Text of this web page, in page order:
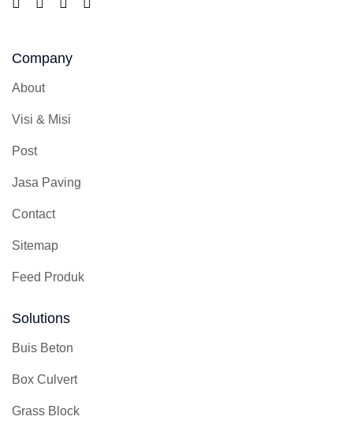
Company
About
Visi & Misi
Post
Jasa Paving
Contact
Sitemap
Feed Produk
Solutions
Buis Beton
Box Culvert
Grass Block